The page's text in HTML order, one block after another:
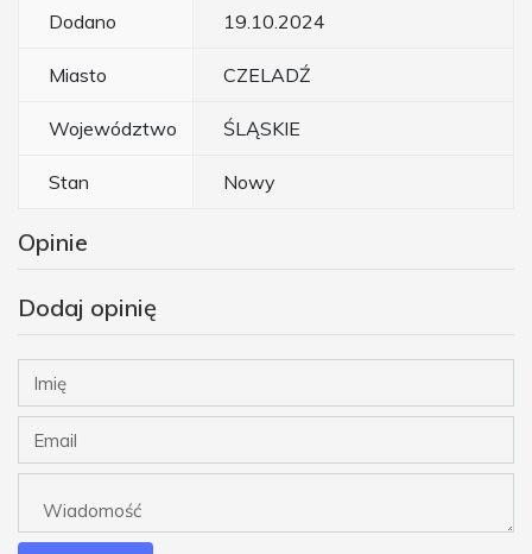
Dodano 19.10.2024
Miasto CZELADŹ
Województwo ŚLĄSKIE
Stan Nowy
Opinie
Dodaj opinię